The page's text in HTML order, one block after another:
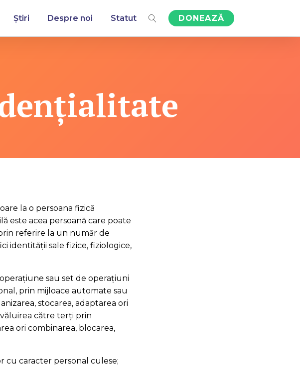
Știri Despre noi Statut DONEAZĂ
la o persoana fizică
este acea persoană care poate
referire la un număr de
identității sale fizice, fiziologice,
sau set de operațiuni
prin mijloace automate sau
stocarea, adaptarea ori
către terți prin
ori combinarea, blocarea,
cu caracter personal culese;